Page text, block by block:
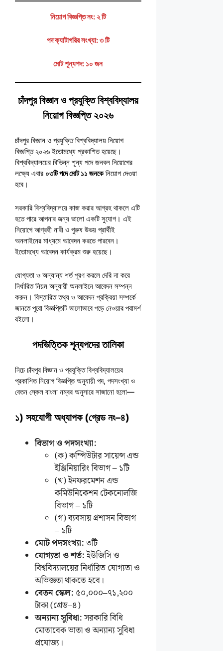
নিয়োগ বিজ্ঞপ্তি নং: ২ টি
পদ ক্যাটাগরির সংখ্যা: ৩ টি
মোট শূন্যপদ: ১০ জন
চাঁদপুর বিজ্ঞান ও প্রযুক্তি বিশ্ববিদ্যালয়
নিয়োগ বিজ্ঞপ্তি ২০২৬
চাঁদপুর বিজ্ঞান ও প্রযুক্তি বিশ্ববিদ্যালয় নিয়োগ
বিজ্ঞপ্তি ২০২৬ ইতোমধ্যে প্রকাশিত হয়েছে।
বিশ্ববিদ্যালয়ের বিভিন্ন শূন্য পদে জনবল নিয়োগের
লক্ষ্যে এবার ০৩টি পদে মোট ১১ জনকেনিয়োগ দেওয়া
হবে।
সরকারি বিশ্ববিদ্যালয়ে কাজ করার আগ্রহ থাকলে এটি
হতে পারে আপনার জন্য ভালো একটি সুযোগ। এই
নিয়োগে আগ্রহী নারী ও পুরুষ উভয় প্রার্থীই
অনলাইনের মাধ্যমে আবেদন করতে পারবেন।
ইতোমধ্যে আবেদন কার্যক্রম শুরু হয়েছে।
যোগ্যতা ও অন্যান্য শর্ত পূরণ করলে দেরি না করে
নির্ধারিত নিয়ম অনুযায়ী অনলাইনে আবেদন সম্পন্ন
করুন। বিস্তারিত তথ্য ও আবেদন প্রক্রিয়া সম্পর্কে
জানতে পুরো বিজ্ঞপ্তিটি ভালোভাবে পড়ে নেওয়ার পরামর্শ
রইলো।
পদভিত্তিক শূন্যপদের তালিকা
নিচে চাঁদপুর বিজ্ঞান ও প্রযুক্তি বিশ্ববিদ্যালয়ের
প্রকাশিত নিয়োগ বিজ্ঞপ্তি অনুযায়ী পদ, পদসংখ্যা ও
বেতন স্কেল বাংলা নম্বর অনুসারে সাজানো হলো—
১) সহযোগী অধ্যাপক (গ্রেড নং–৪)
বিভাগ ও পদসংখ্যা:
(ক) কম্পিউটার সায়েন্স এন্ড
ইঞ্জিনিয়ারিং বিভাগ – ১টি
(খ) ইনফরমেশন এন্ড
কমিউনিকেশন টেকনোলজি
বিভাগ – ১টি
(গ) ব্যবসায় প্রশাসন বিভাগ
– ১টি
মোট পদসংখ্যা:৩টি
যোগ্যতা ও শর্ত:ইউজিসি ও
বিশ্ববিদ্যালয়ের নির্ধারিত যোগ্যতা ও
অভিজ্ঞতা থাকতে হবে।
বেতন স্কেল: ৫০,০০০–৭১,২০০
টাকা (গ্রেড–৪)
অন্যান্য সুবিধা:সরকারি বিধি
মোতাবেক ভাতা ও অন্যান্য সুবিধা
প্রযোজ্য।